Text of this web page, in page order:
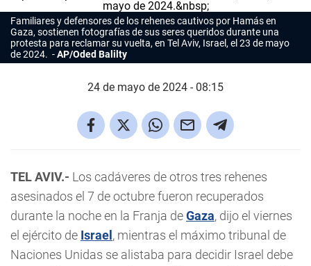
Familiares y defensores de los rehenes cautivos por Hamás en
Gaza, sostienen fotografías de sus seres queridos durante una
protesta para reclamar su vuelta, en Tel Aviv, Israel, el 23 de mayo
de 2024.
AP/Oded Balilty
24 de mayo de 2024 - 08:15
TEL AVIV.- Los cadáveres de otros tres rehenes
asesinados el 7 de octubre fueron recuperados
durante la noche en la Franja deGaza, dijo el viernes
el ejército de Israel , mientras el máximo tribunal de
Naciones Unidas se alistaba para decidir Israel debe